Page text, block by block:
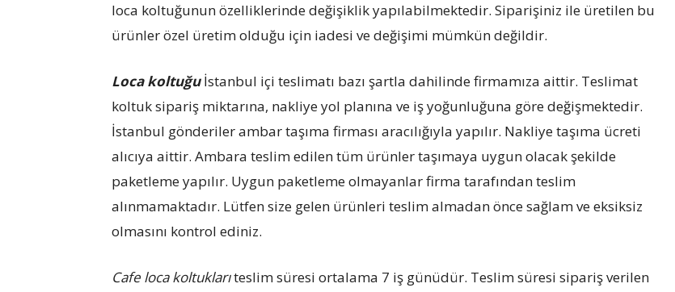
loca koltuğunun özelliklerinde değişiklik yapılabilmektedir. Siparişiniz ile üretilen bu
ürünler özel üretim olduğu için iadesi ve değişimi mümkün değildir.
Loca koltuğuİstanbul içi teslimatı bazı şartla dahilinde firmamıza aittir. Teslimat
koltuk sipariş miktarına, nakliye yol planına ve iş yoğunluğuna göre değişmektedir.
İstanbul gönderiler ambar taşıma firması aracılığıyla yapılır. Nakliye taşıma ücreti
alıcıya aittir. Ambara teslim edilen tüm ürünler taşımaya uygun olacak şekilde
paketleme yapılır. Uygun paketleme olmayanlar firma tarafından teslim
alınmamaktadır. Lütfen size gelen ürünleri teslim almadan önce sağlam ve eksiksiz
olmasını kontrol ediniz.
Cafe loca koltuklarıteslim süresi ortalama 7 iş günüdür. Teslim süresi sipariş verilen